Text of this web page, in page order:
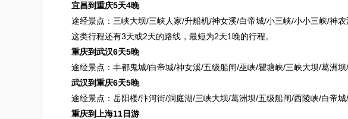
宜昌到重庆5天4晚
途经景点：三峡大坝/三峡人家/升船机/神女溪/白帝城/小三峡/小小三峡/神
这类行程还有3天或2天的路线，最短为2天1晚的行程。
重庆到武汉6天5晚
途经景点： 丰都鬼城/白帝城/神女溪/五级船闸/巫峡/瞿塘峡/三峡大坝/葛洲
武汉到重庆6天5晚
途经景点： 岳阳楼/汴河街/洞庭湖/三峡大坝/葛洲坝/五级船闸/西陵峡/白帝
重庆到上海11日游